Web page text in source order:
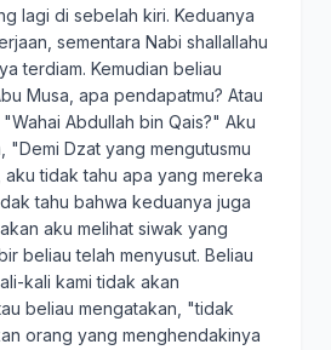
lagi di sebelah kiri. Keduanya
sementara Nabi shallallahu
terdiam. Kemudian beliau
Musa, apa pendapatmu? Atau
Abdullah bin Qais?" Aku
"Demi Dzat yang mengutusmu
tidak tahu apa yang mereka
tahu bahwa keduanya juga
aku melihat siwak yang
beliau telah menyusut. Beliau
kali kami tidak akan
beliau mengatakan, "tidak
orang yang menghendakinya